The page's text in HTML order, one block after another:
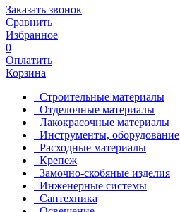
Заказать звонок
Сравнить
Избранное
0
Оплатить
Корзина
Строительные материалы
Отделочные материалы
Лакокрасочные материалы
Инструменты, оборудование
Расходные материалы
Крепеж
Замочно-скобяные изделия
Инженерные системы
Сантехника